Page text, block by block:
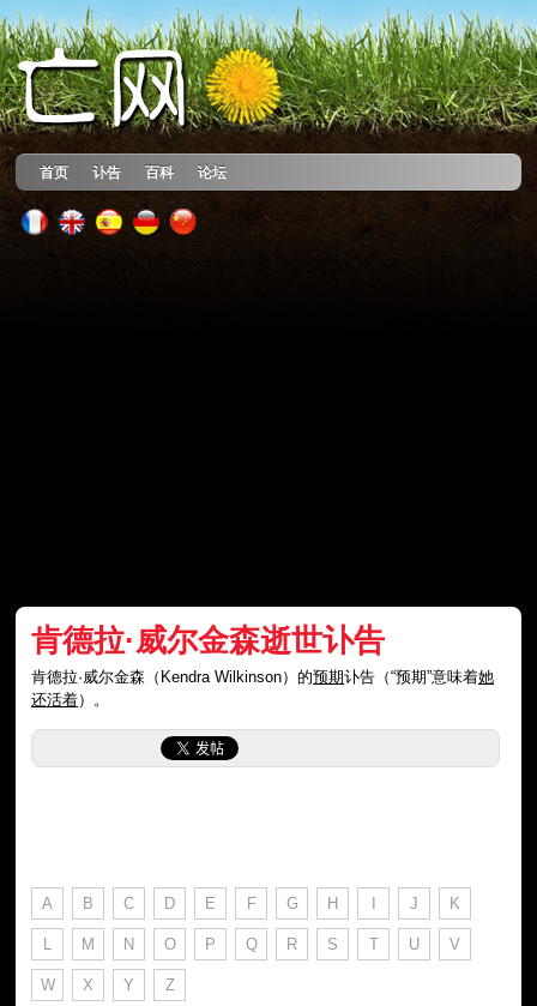
首页 讣告 百科 论坛
肯德拉·威尔金森逝世讣告
肯德拉·威尔金森（Kendra Wilkinson）的预期讣告（“预期”意味着她
还活着）。
A B C D E F G H I J K
L M N O P Q R S T U V
W X Y Z